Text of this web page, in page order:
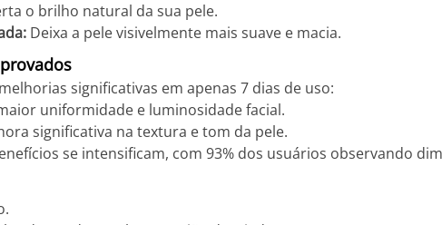
o brilho natural da sua pele.
Deixa a pele visivelmente mais suave e macia.
significativas em apenas 7 dias de uso:
uniformidade e luminosidade facial.
significativa na textura e tom da pele.
se intensificam, com 93% dos usuários observando